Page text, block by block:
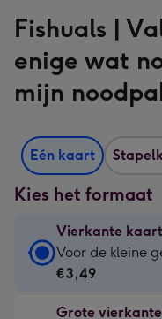
Fishuals |
enige wat
mijn
Eén kaart
Kies het formaat
Vierkante kaart
Vierkante
kaart
€3,49
Voor de kleine
€3,49
Grote